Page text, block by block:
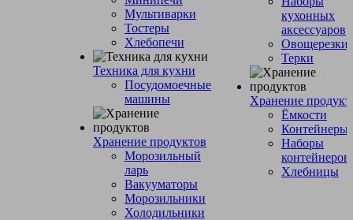
Мультиварки
Тостеры
Хлебопечи
Техника для кухни
Посудомоечные
машины
Хранение продуктов
Морозильный
ларь
Вакууматоры
Морозильники
Холодильники
кухонных
аксессуаров
Овощерезки
Терки
Хранение
Ёмкости
Контейнеры
Наборы
контейнеров
Хлебницы